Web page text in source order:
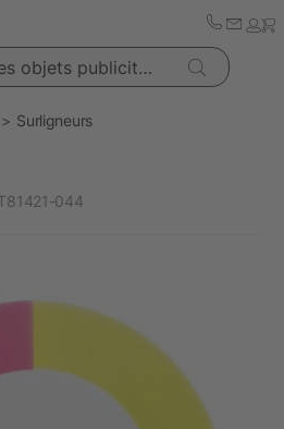
Surligneurs
044